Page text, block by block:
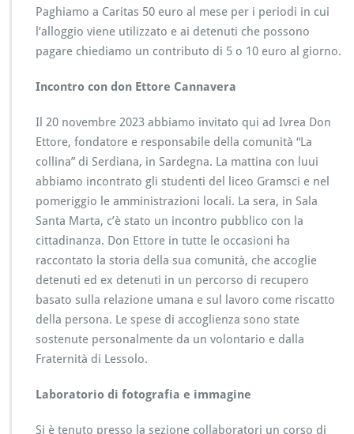
Paghiamo a Caritas 50 euro al mese per i periodi in cui
l’alloggio viene utilizzato e ai detenuti che possono
pagare chiediamo un contributo di 5 o 10 euro al giorno.
Incontro con don Ettore Cannavera
Il 20 novembre 2023 abbiamo invitato qui ad Ivrea Don
Ettore, fondatore e responsabile della comunità “La
collina” di Serdiana, in Sardegna. La mattina con luui
abbiamo incontrato gli studenti del liceo Gramsci e nel
pomeriggio le amministrazioni locali. La sera, in Sala
Santa Marta, c’è stato un incontro pubblico con la
cittadinanza. Don Ettore in tutte le occasioni ha
raccontato la storia della sua comunità, che accoglie
detenuti ed ex detenuti in un percorso di recupero
basato sulla relazione umana e sul lavoro come riscatto
della persona. Le spese di accoglienza sono state
sostenute personalmente da un volontario e dalla
Fraternità di Lessolo.
Laboratorio di fotografia e immagine
Si è tenuto presso la sezione collaboratori un corso di